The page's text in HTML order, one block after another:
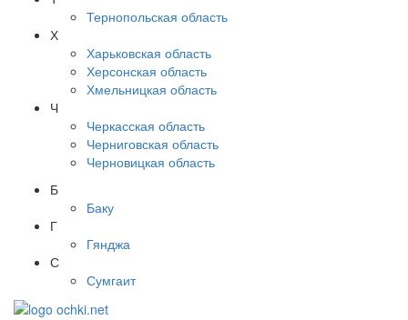
Тернопольская область
Х
Харьковская область
Херсонская область
Хмельницкая область
Ч
Черкасская область
Черниговская область
Черновицкая область
Б
Баку
Г
Гянджа
С
Сумгаит